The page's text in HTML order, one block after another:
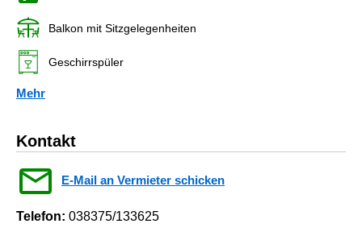
Balkon mit Sitzgelegenheiten
Geschirrspüler
Mehr
Kontakt
E-Mail an Vermieter schicken
Telefon: 038375/133625